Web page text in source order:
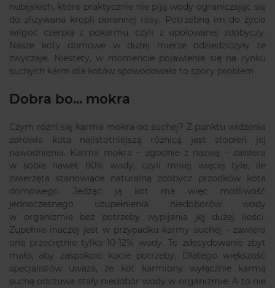
nubijskich, które praktycznie nie piją wody ograniczając się
do zlizywana kropli porannej rosy. Potrzebną im do życia
wilgoć czerpią z pokarmu, czyli z upolowanej zdobyczy.
Nasze koty domowe w dużej mierze odziedziczyły te
zwyczaje. Niestety, w momencie pojawienia się na rynku
suchych karm dla kotów spowodowało to spory problem.
Dobra bo... mokra
Czym różni się karma mokra od suchej? Z punktu widzenia
zdrowia kota najistotniejszą różnicą jest stopień jej
nawodnienia. Karma mokra – zgodnie z nazwą – zawiera
w sobie nawet 80% wody, czyli mniej więcej tyle, ile
zwierzęta stanowiące naturalną zdobycz przodków kota
domowego. Jedząc ją kot ma więc możliwość
jednoczesnego uzupełnienia niedoborów wody
w organizmie bez potrzeby wypijania jej dużej ilości.
Zupełnie inaczej jest w przypadku karmy suchej – zawiera
ona przeciętnie tylko 10-12% wody. To zdecydowanie zbyt
mało, aby zaspokoić kocie potrzeby. Dlatego większość
specjalistów uważa, że kot karmiony wyłącznie karmą
suchą odczuwa stały niedobór wody w organizmie. A to nie